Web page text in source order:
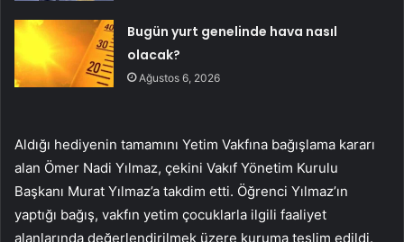
Bugün yurt genelinde hava nasıl
olacak?
Ağustos 6, 2026
Aldığı hediyenin tamamını Yetim Vakfına bağışlama kararı
alan Ömer Nadi Yılmaz, çekini Vakıf Yönetim Kurulu
Başkanı Murat Yılmaz’a takdim etti. Öğrenci Yılmaz’ın
yaptığı bağış, vakfın yetim çocuklarla ilgili faaliyet
alanlarında değerlendirilmek üzere kuruma teslim edildi.